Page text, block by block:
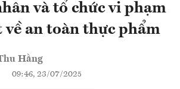
và tổ chức vi phạm
về an toàn thực phẩm
Hằng
09:46, 23/07/2025